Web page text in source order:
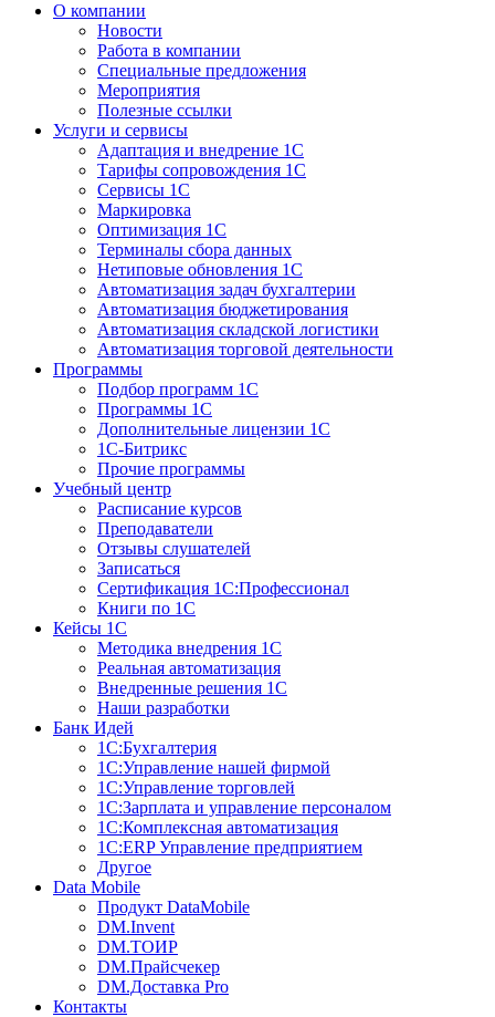
О компании
Новости
Работа в компании
Специальные предложения
Мероприятия
Полезные ссылки
Услуги и сервисы
Адаптация и внедрение 1С
Тарифы сопровождения 1С
Сервисы 1С
Маркировка
Оптимизация 1С
Терминалы сбора данных
Нетиповые обновления 1С
Автоматизация задач бухгалтерии
Автоматизация бюджетирования
Автоматизация складской логистики
Автоматизация торговой деятельности
Программы
Подбор программ 1С
Программы 1С
Дополнительные лицензии 1С
1С-Битрикс
Прочие программы
Учебный центр
Расписание курсов
Преподаватели
Отзывы слушателей
Записаться
Сертификация 1С:Профессионал
Книги по 1С
Кейсы 1С
Методика внедрения 1С
Реальная автоматизация
Внедренные решения 1С
Наши разработки
Банк Идей
1С:Бухгалтерия
1С:Управление нашей фирмой
1С:Управление торговлей
1С:Зарплата и управление персоналом
1С:Комплексная автоматизация
1С:ERP Управление предприятием
Другое
Data Mobile
Продукт DataMobile
DM.Invent
DM.ТОИР
DM.Прайсчекер
DM.Доставка Pro
Контакты